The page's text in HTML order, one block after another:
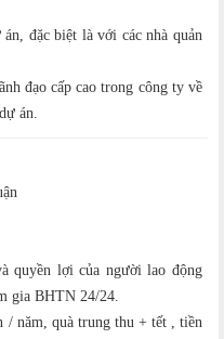
đặc biệt là với các nhà quản
đạo cấp cao trong công ty về
án.
quyền lợi của người lao động
gia BHTN 24/24.
/ năm, quà trung thu + tết , tiền